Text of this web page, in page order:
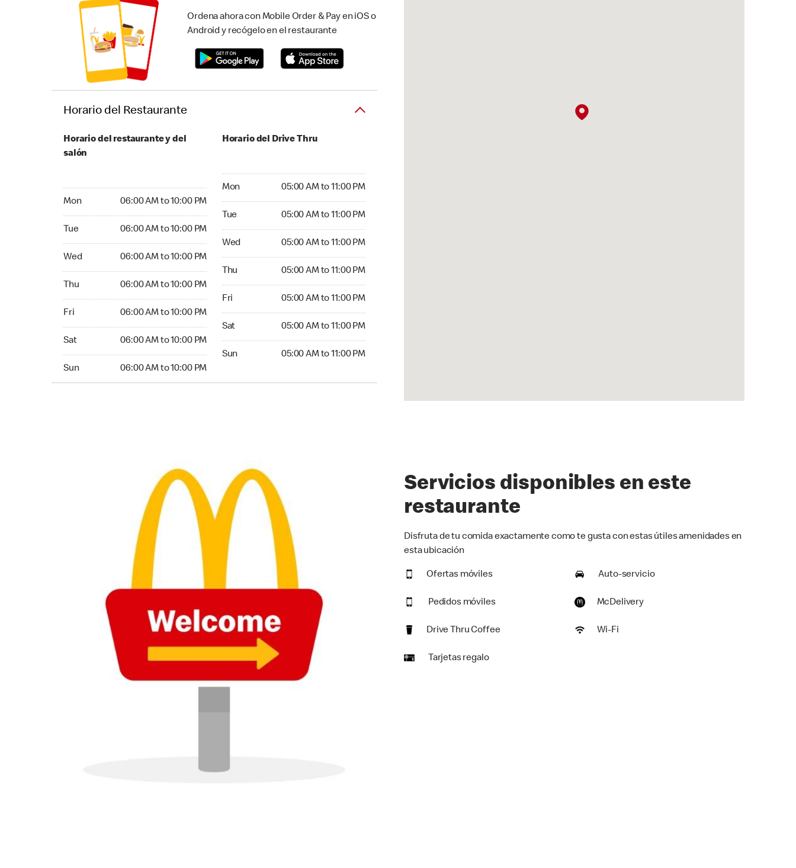
Ordena ahora con Mobile Order & Pay en iOS o
Android y recógelo en el restaurante
Horario del Restaurante
Horario del restaurante y del
salón
Mon 06:00 AM to 10:00 PM
Tue 06:00 AM to 10:00 PM
Wed 06:00 AM to 10:00 PM
Thu 06:00 AM to 10:00 PM
Fri 06:00 AM to 10:00 PM
Sat 06:00 AM to 10:00 PM
Sun 06:00 AM to 10:00 PM
Horario del Drive Thru
Mon 05:00 AM to 11:00 PM
Tue 05:00 AM to 11:00 PM
Wed 05:00 AM to 11:00 PM
Thu 05:00 AM to 11:00 PM
Fri 05:00 AM to 11:00 PM
Sat 05:00 AM to 11:00 PM
Sun 05:00 AM to 11:00 PM
Servicios disponibles en este
restaurante
Disfruta de tu comida exactamente como te gusta con estas útiles amenidades en
esta ubicación
Ofertas móviles Auto-servicio
Pedidos móviles McDelivery
Drive Thru Coffee Wi-Fi
Tarjetas regalo